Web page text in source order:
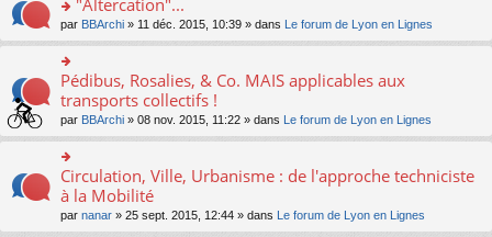
e
nt
le
pl
u
s
ré
c
e
nt
n
le
pl
u
s
c
nt
a
g
e
n
o
n
lu
le
pl
u
s
ré
e
m
e
s
g
e
n
o
n
lu
le
pl
u
ult
er
le
m
e
s
a
e
n
o
n
o
n
s
ult
er
le
m
e
s
s
a
g
e
"Altercation"...
par BBArchi » 11 déc. 2015, 10:39 » dans Le forum de Lyon en Lignes
o
n
ult
er
le
m
e
s
Pédibus, Rosalies, & Co. MAIS applicables aux
transports collectifs !
par BBArchi » 08 nov. 2015, 11:22 » dans Le forum de Lyon en Lignes
o
n
ult
Circulation, Ville, Urbanisme : de l'approche techniciste
à la Mobilité
par nanar » 25 sept. 2015, 12:44 » dans Le forum de Lyon en Lignes